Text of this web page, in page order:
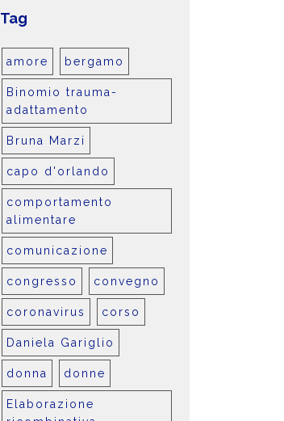
Tag
amore bergamo
Binomio trauma-
adattamento
Bruna Marzi
capo d'orlando
comportamento
alimentare
comunicazione
congresso convegno
coronavirus corso
Daniela Gariglio
donna donne
Elaborazione